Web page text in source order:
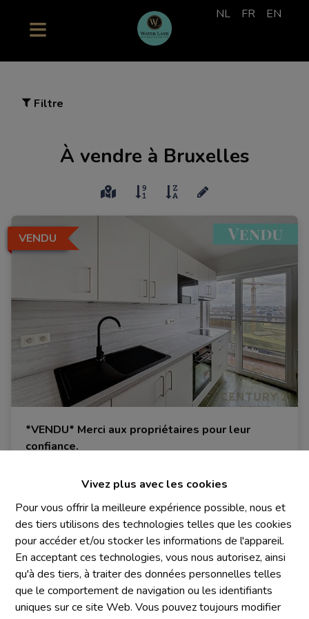
Vivez plus avec les cookies
Pour vous offrir la meilleure expérience possible, nous et
des tiers utilisons des technologies telles que les cookies
pour accéder et/ou stocker les informations de l'appareil.
En acceptant ces technologies, vous nous autorisez, ainsi
qu'à des tiers, à traiter des données personnelles telles
que le comportement de navigation ou les identifiants
uniques sur ce site Web. Vous pouvez toujours modifier
NL FR EN
Filtre
À vendre à Bruxelles
VENDU
*VENDU* Merci aux propriétaires pour leur
confiance.
2 1 2